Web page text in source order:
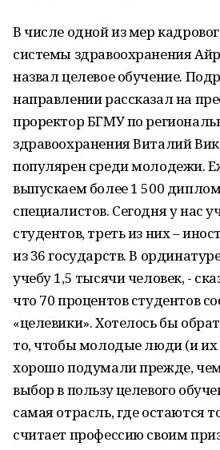
В числе одной из мер
системы здравоохранения
назвал целевое обучение.
направлении рассказал на
проректор БГМУ по
здравоохранения Виталий
популярен среди молодежи.
выпускаем более 1 500
специалистов. Сегодня у нас
студентов, треть из них –
из 36 государств. В
учебу 1,5 тысячи человек, -
что 70 процентов студентов
«целевики». Хотелось бы
то, чтобы молодые люди (и их
хорошо подумали прежде,
выбор в пользу целевого
самая отрасль, где остаются
считает профессию своим